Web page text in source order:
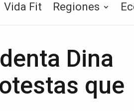
Vida Fit Regiones
Dina
que